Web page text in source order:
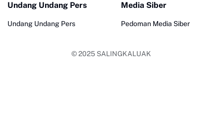
Undang Undang Pers
Undang Undang Pers
Media Siber
Pedoman Media Siber
© 2025 SALINGKALUAK